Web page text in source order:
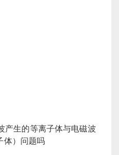
产生的等离子体与电磁波
体）问题吗